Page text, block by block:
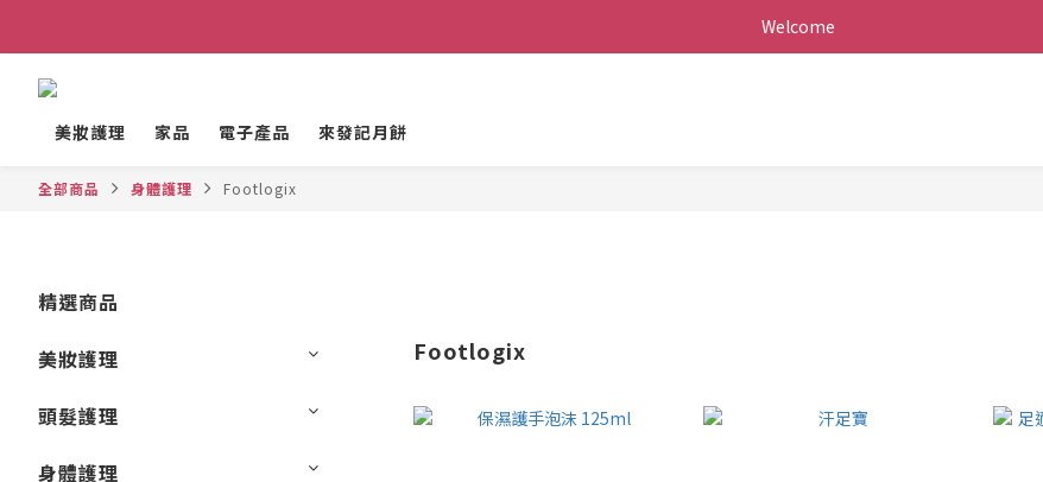
Welcome
美妝護理
家品 電子產品 來發記月餅
全部商品 身體護理 Footlogix
精選商品
美妝護理
頭髮護理
身體護理
Footlogix